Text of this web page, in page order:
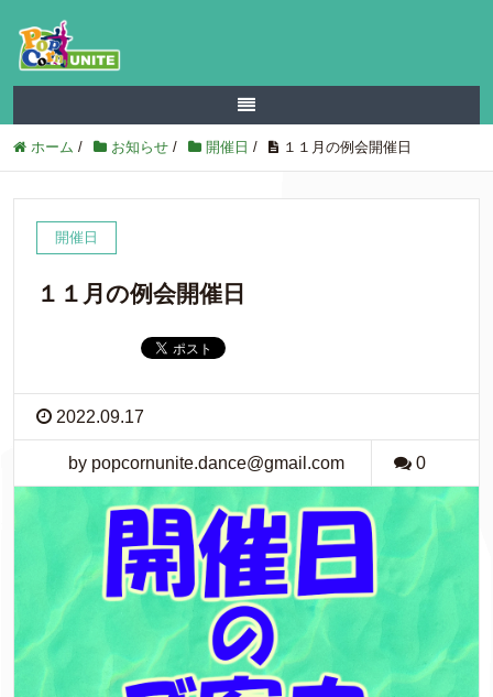
ホーム / お知らせ / 開催日 / １１月の例会開催日
開催日
１１月の例会開催日
2022.09.17
by popcornunite.dance@gmail.com 0